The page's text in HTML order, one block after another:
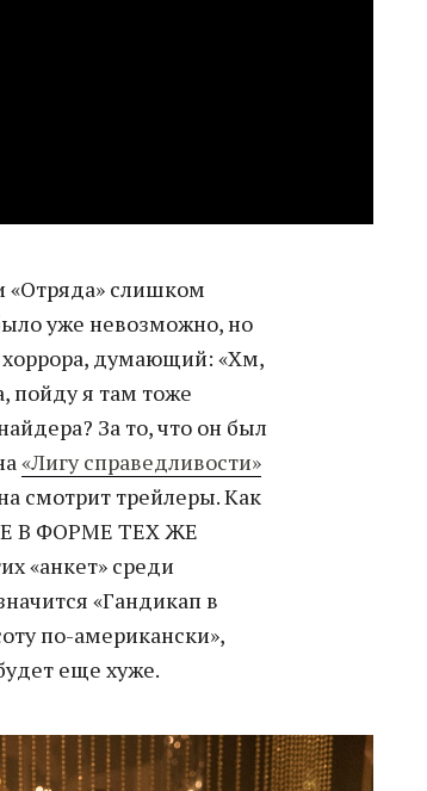
«Отряда» слишком
уже невозможно, но
хоррора, думающий: «Хм,
пойду я там тоже
За то, что он был
«Лигу справедливости»
смотрит трейлеры. Как
В ФОРМЕ ТЕХ ЖЕ
«анкет» среди
«Гандикап в
по-американски»,
еще хуже.